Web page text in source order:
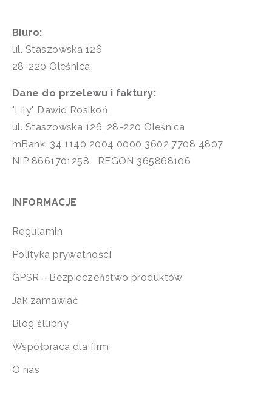
Biuro:
ul. Staszowska 126
28-220 Oleśnica
Dane do przelewu i faktury:
"Lily" Dawid Rosikoń
ul. Staszowska 126, 28-220 Oleśnica
mBank: 34 1140 2004 0000 3602 7708 4807
NIP 8661701258 REGON 365868106
INFORMACJE
Regulamin
Polityka prywatności
GPSR - Bezpieczeństwo produktów
Jak zamawiać
Blog ślubny
Współpraca dla firm
O nas